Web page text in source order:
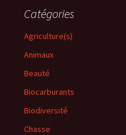
Catégories
Agriculture(s)
Animaux
Beauté
Biocarburants
Biodiversité
Chasse